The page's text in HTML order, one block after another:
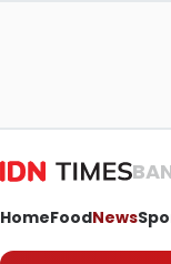
HomeFoodNews